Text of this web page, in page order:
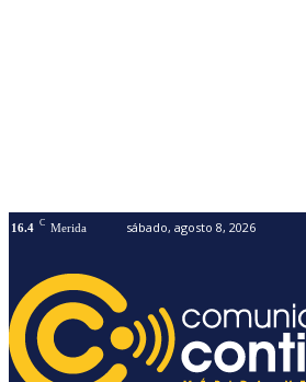
16.4 C Merida sábado, agosto 8, 2026